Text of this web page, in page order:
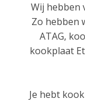
Wij hebben
Zo hebben
ATAG,
kookplaat
Je hebt